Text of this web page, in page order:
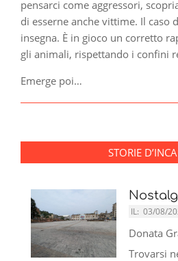
pensarci come aggressori,
di esserne anche vittime. Il caso
insegna. È in gioco un corretto
gli animali, rispettando i confini
Emerge poi…
STORIE
IL: 03/08/
Donata
Trovarsi